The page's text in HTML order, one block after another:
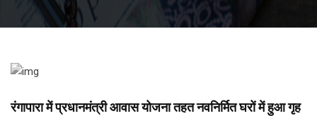
रंगापारा में प्रधानमंत्री आवास योजना तहत नवनिर्मित घरों में हुआ गृह